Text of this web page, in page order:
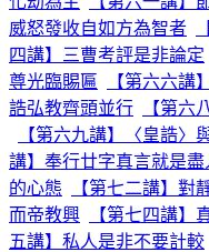
威怒發收自如方為智者
四講】三曹考評是非論定
尊光臨賜匾
【第六六講
誥弘教齊頭並行
【第六
【第六九講】〈皇誥〉
講】奉行廿字真言就是盡
的心態
【第七二講】對
而帝教興
【第七四講
五講】私人是非不要計較